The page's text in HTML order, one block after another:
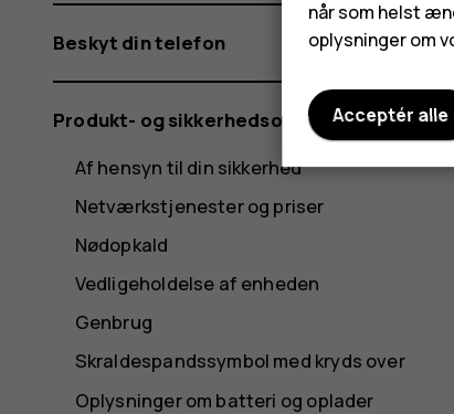
Beskyt din telefon
Produkt- og sikkerhedsoplysninger
Af hensyn til din sikkerhed
Netværkstjenester og priser
Nødopkald
Vedligeholdelse af enheden
Genbrug
Skraldespandssymbol med kryds over
Oplysninger om batteri og oplader
når som helst
oplysninger om
Acceptér alle